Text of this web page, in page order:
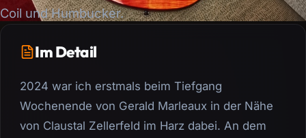
Coil und Humbucker.
Im Detail
2024 war ich erstmals beim Tiefgang
Wochenende von Gerald Marleaux in der Nähe
von Claustal Zellerfeld im Harz dabei. An dem